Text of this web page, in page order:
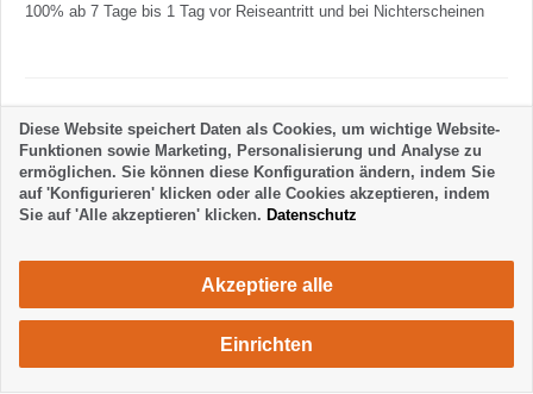
100% ab 7 Tage bis 1 Tag vor Reiseantritt und bei Nichterscheinen
Unterkunftsregeln
640 €/ Woche
Diese Website speichert Daten als Cookies, um wichtige Website-
Funktionen sowie Marketing, Personalisierung und Analyse zu
ermöglichen. Sie können diese Konfiguration ändern, indem Sie
auf 'Konfigurieren' klicken oder alle Cookies akzeptieren, indem
Sie auf 'Alle akzeptieren' klicken. Datenschutz
Akzeptiere alle
Einrichten